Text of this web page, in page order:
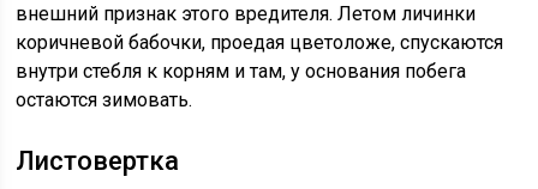
внешний признак этого вредителя. Летом личинки
коричневой бабочки, проедая цветоложе, спускаются
внутри стебля к корням и там, у основания побега
остаются зимовать.
Листовертка